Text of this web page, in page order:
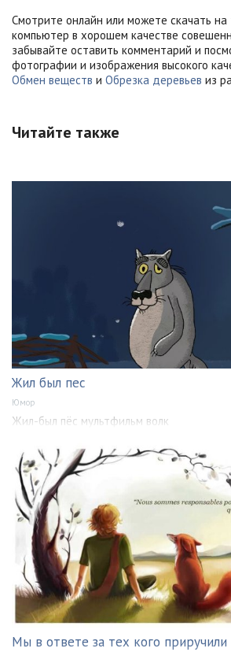
Смотрите онлайн или можете скачать
компьютер в хорошем качестве
забывайте оставить комментарий и
фотографии и изображения высокого
Обмен веществ и Обрезка деревьев из
Читайте также
Жил был пес
Юмор
Жил-был пёс мультфильм волк
Мы в ответе за тех кого приручили